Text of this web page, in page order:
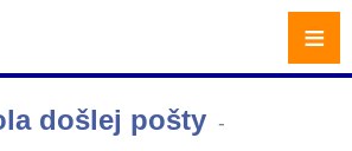
došlej pošty -
≡